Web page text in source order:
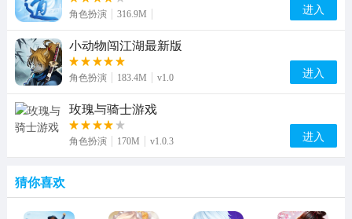
角色扮演 316.9M 进入
小动物闯江湖最新版
角色扮演 183.4M v1.0 进入
玫瑰与骑士游戏
角色扮演 170M v1.0.3 进入
猜你喜欢